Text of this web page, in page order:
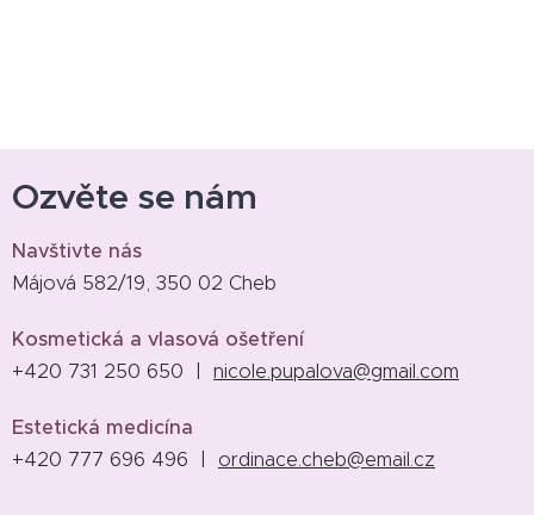
Ozvěte se nám
Navštivte nás
Májová 582/19, 350 02 Cheb
Kosmetická a vlasová ošetření
+420 731 250 650 | nicole.pupalova@gmail.com
Estetická medicína
+420 777 696 496 | ordinace.cheb@email.cz